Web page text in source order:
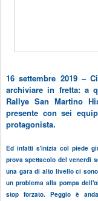
16 settembre 2019 –
archiviare in fretta: a
Rallye San Martino
presente con sei
protagonista.
Ed infatti s'inizia col piede
prova spettacolo del venerdì
una gara di alto livello ci
un problema alla pompa
stop forzato. Peggio è